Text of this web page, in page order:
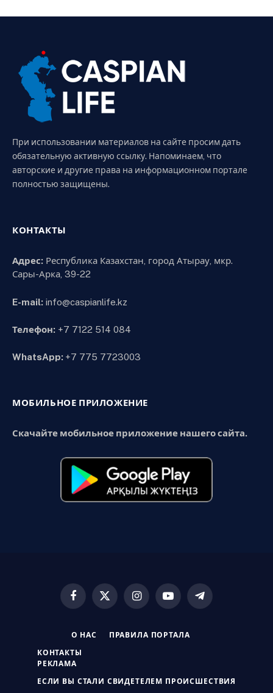
При использовании материалов на сайте просим дать
обязательную активную ссылку. Напоминаем, что
авторские и другие права на информационном портале
полностью защищены.
КОНТАКТЫ
Адрес: Республика Казахстан, город Атырау, мкр.
Сары-Арка, 39-22
E-mail: info@caspianlife.kz
Телефон: +7 7122 514 084
WhatsApp: +7 775 7723003
МОБИЛЬНОЕ ПРИЛОЖЕНИЕ
Скачайте мобильное приложение нашего сайта.
Facebook
X
InstagramYouTubeTelegram
О НАС ПРАВИЛА ПОРТАЛА
КОНТАКТЫ
РЕКЛАМА
ЕСЛИ ВЫ СТАЛИ СВИДЕТЕЛЕМ ПРОИСШЕСТВИЯ